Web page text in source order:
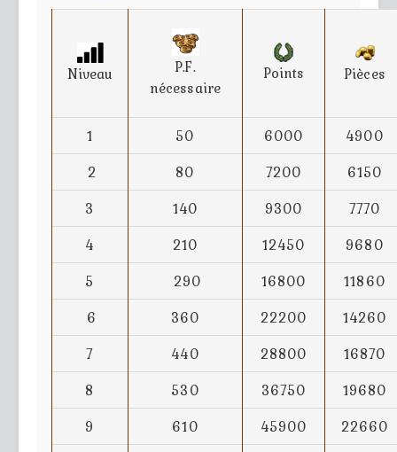
Niveau
P.F.
nécessaire
Points Pièces
1 50 6000
4900
2
80 7200
6150
3
140 9300
7770
4
210 12450
9680
5
290 16800
11860
6
360 22200
14260
7
440 28800
16870
8
530 36750
19680
9
610 45900
22660